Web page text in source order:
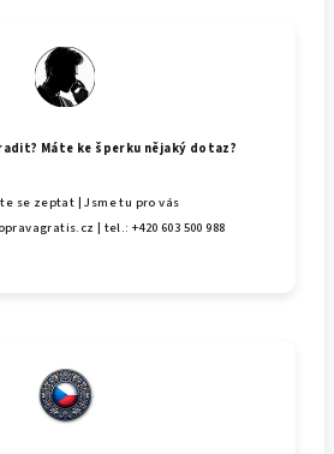
Máte ke šperku nějaký dotaz?
se zeptat | Jsme tu pro vás
| tel.: +420 603 500 988